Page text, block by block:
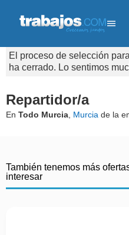
El proceso de selección
ha cerrado. Lo sentimos
Repartidor/a
En Todo Murcia Murcia de la
También tenemos más
interesar